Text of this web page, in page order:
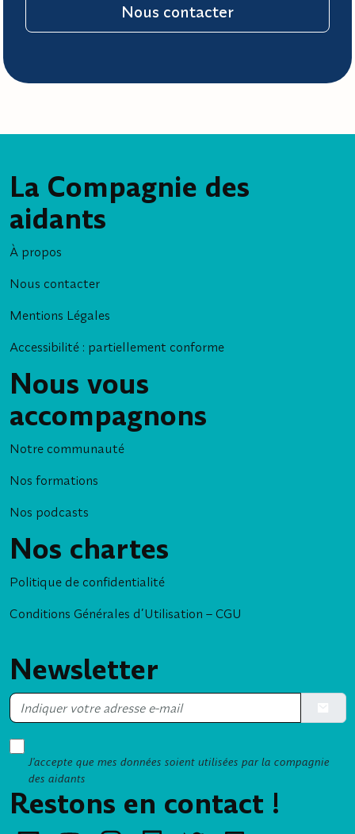
Nous contacter
La Compagnie des
aidants
À propos
Nous contacter
Mentions Légales
Accessibilité : partiellement conforme
Nous vous
accompagnons
Notre communauté
Nos formations
Nos podcasts
Nos chartes
Politique de confidentialité
Conditions Générales d’Utilisation – CGU
Newsletter
J’accepte que mes données soient utilisées par la compagnie
des aidants
Restons en contact !